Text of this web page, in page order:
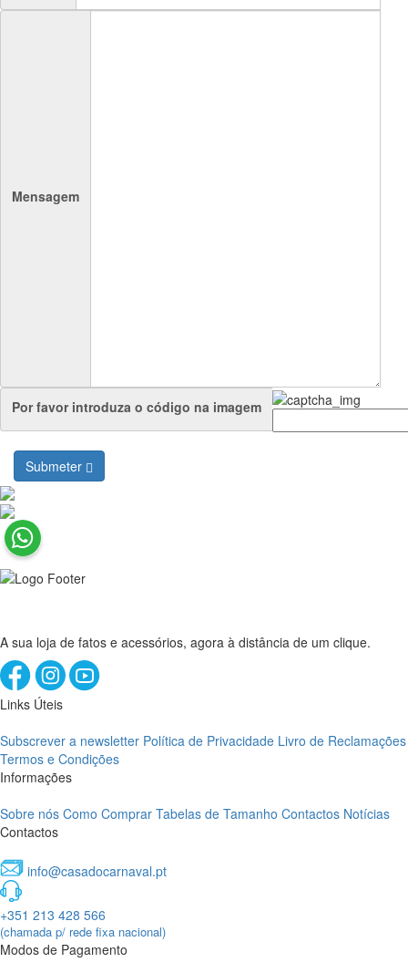
Mensagem
Por favor introduza o código na imagem
Submeter
A sua loja de fatos e acessórios, agora à distância de um clique.
Links Úteis
Subscrever a newsletter Política de Privacidade Livro de Reclamações
Termos e Condições
Informações
Sobre nós Como Comprar Tabelas de Tamanho Contactos Notícias
Contactos
info@casadocarnaval.pt
+351 213 428 566
(chamada p/ rede fixa nacional)
Modos de Pagamento